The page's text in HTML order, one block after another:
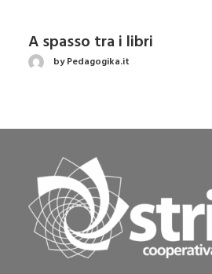
A spasso tra i libri
by Pedagogika.it